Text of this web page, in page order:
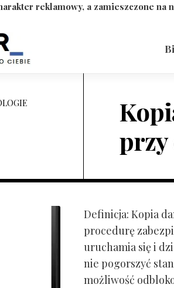
reklamowy, a zamieszczone
przy
Definicja: Kopia
procedurę
uruchamia się i
nie pogorszyć
możliwość